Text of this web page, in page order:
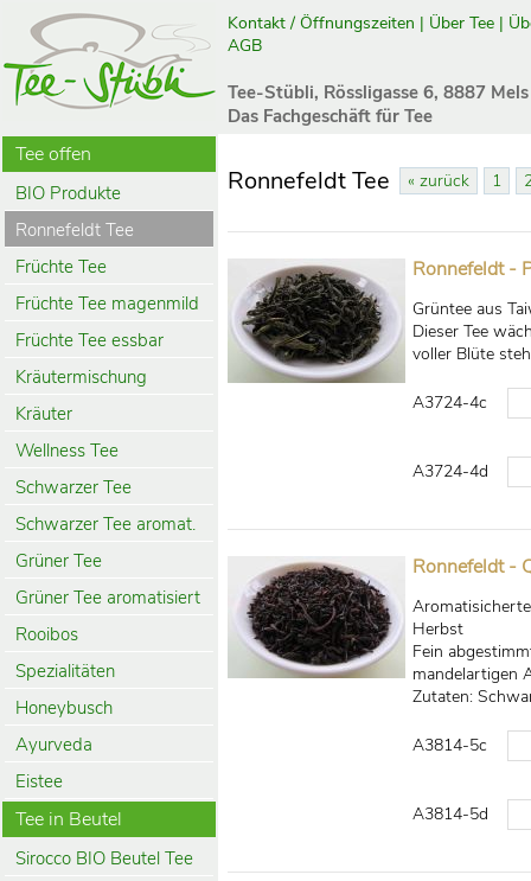
Kontakt / Öffnungszeiten | Über Tee |
AGB
Tee-Stübli, Rössligasse 6, 8887 Mels
Das Fachgeschäft für Tee
Tee offen
BIO Produkte
Ronnefeldt Tee
Früchte Tee
Früchte Tee magenmild
Früchte Tee essbar
Kräutermischung
Kräuter
Wellness Tee
Schwarzer Tee
Schwarzer Tee aromat.
Grüner Tee
Grüner Tee aromatisiert
Rooibos
Spezialitäten
Honeybusch
Ayurveda
Eistee
Tee in Beutel
Sirocco BIO Beutel Tee
Ronnefeldt Tee « zurück 1
Ronnefeldt -
Grüntee aus
Dieser Tee
voller Blüte
A3724-4c
A3724-4d
Ronnefeldt -
Herbst
Fein
mandelartigen
Zutaten:
A3814-5c
A3814-5d